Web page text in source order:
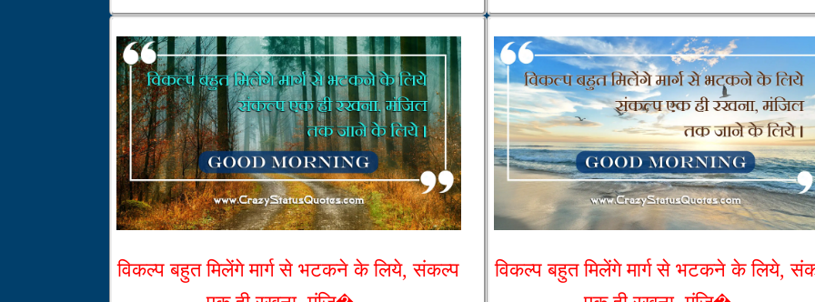
विकल्प बहुत मिलेंगे मार्ग से भटकने के लिये, संकल्प
विकल्प बहुत मिलेंगे मार्ग से भटकने के लिये,